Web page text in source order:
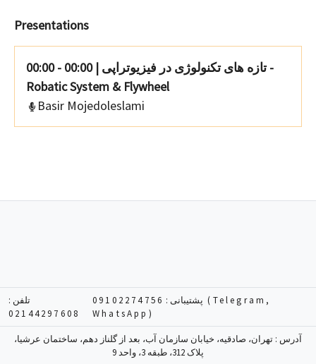
Presentations
00:00 - 00:00 | تازه های تکنولوژی در فیزیوتراپی -
Robatic System & Flywheel
Basir Mojedoleslami
تلفن :
02144297608
پشتیبانی : 09102274756 (Telegram,
WhatsApp)
آدرس : تهران، صادقیه، خیابان سازمان آب، بعد از گلناز دهم، ساختمان عرشیا،
پلاک 312، طبقه 3، واحد 9